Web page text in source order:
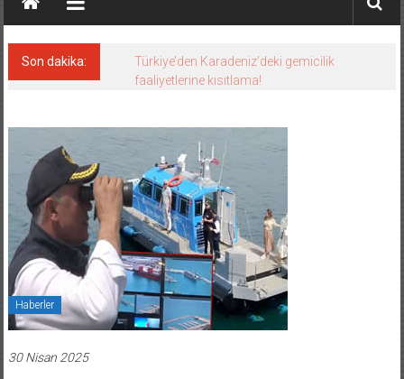
Son dakika:
Türkiye’den Karadeniz’deki gemicilik
faaliyetlerine kısıtlama!
Haberler
30 Nisan 2025